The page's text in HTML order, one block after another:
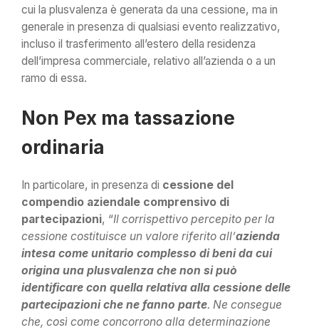
cui la plusvalenza è generata da una cessione, ma in
generale in presenza di qualsiasi evento realizzativo,
incluso il trasferimento all’estero della residenza
dell’impresa commerciale, relativo all’azienda o a un
ramo di essa.
Non Pex ma tassazione
ordinaria
In particolare, in presenza di cessione del
compendio aziendale comprensivo di
partecipazioni, “Il corrispettivo percepito per la
cessione costituisce un valore riferito all’azienda
intesa come unitario complesso di beni da cui
origina una plusvalenza che non si può
identificare con quella relativa alla cessione delle
partecipazioni che ne fanno parte. Ne consegue
che, così come concorrono alla determinazione